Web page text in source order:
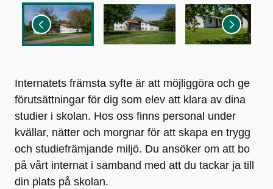
Internatets främsta syfte är att möjliggöra och ge
förutsättningar för dig som elev att klara av dina
studier i skolan. Hos oss finns personal under
kvällar, nätter och morgnar för att skapa en trygg
och studiefrämjande miljö. Du ansöker om att bo
på vårt internat i samband med att du tackar ja till
din plats på skolan.